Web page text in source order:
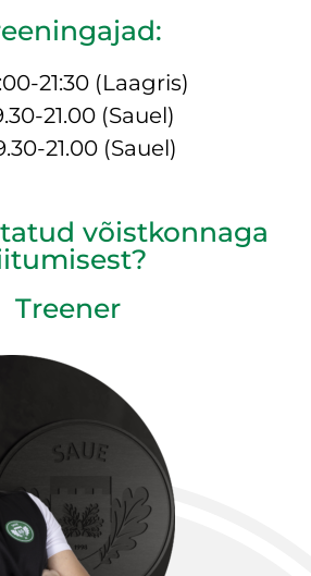
21:30 (Laagris)
21.00 (Sauel)
21.00 (Sauel)
võistkonnaga
Treener